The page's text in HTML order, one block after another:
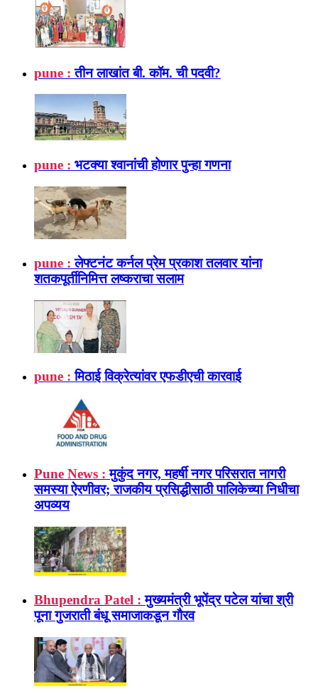
pune : तीन लाखांत बी. कॉम. ची पदवी?
pune : भटक्या श्वानांची होणार पुन्हा गणना
pune : लेफ्टनंट कर्नल प्रेम प्रकाश तलवार यांना
शतकपूर्तीनिमित्त लष्कराचा सलाम
pune : मिठाई विक्रेत्‍यांवर एफडीएची कारवाई
Pune News : मुकुंद नगर, महर्षी नगर परिसरात नागरी
समस्या ऐरणीवर; राजकीय प्रसिद्धीसाठी पालिकेच्या निधीचा
अपव्यय
Bhupendra Patel : मुख्यमंत्री भूपेंद्र पटेल यांचा श्री
पूना गुजराती बंधू समाजाकडून गौरव